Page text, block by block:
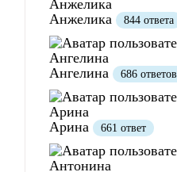
Анжелика 844 ответа
Ангелина 686 ответов
Арина 661 ответ